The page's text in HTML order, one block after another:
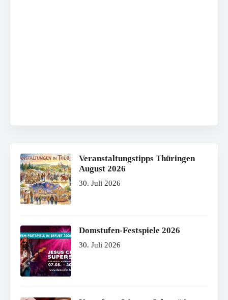
Veranstaltungstipps Thüringen
August 2026
30. Juli 2026
Domstufen-Festspiele 2026
30. Juli 2026